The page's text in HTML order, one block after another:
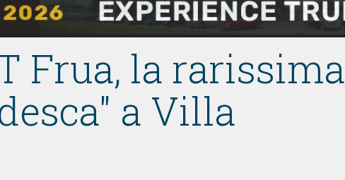
Frua, la rarissima
a Villa